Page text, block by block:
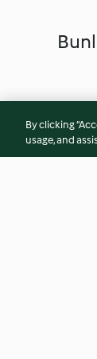
By clicking
usage, and